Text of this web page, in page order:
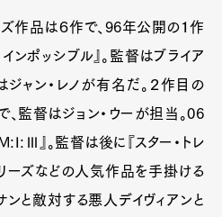
作品は６作で、96年公開の１作
インポッシブル』。監督はブライア
ジャン・レノが有名だ。２作目の
監督はジョン・ウーが担当。06
』。監督は後に『スター・トレ
リーズなどの人気作品を手掛ける
ンと敵対する悪人デイヴィアンと